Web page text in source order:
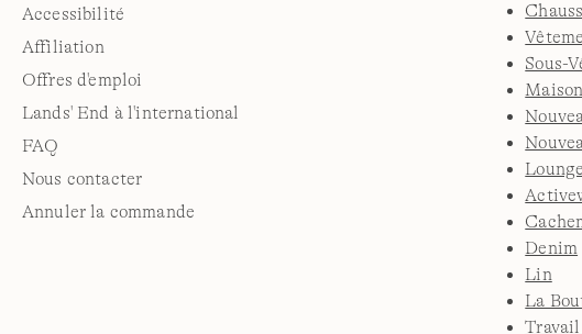
Accessibilité
Affiliation
Offres d'emploi
Lands' End à l'international
FAQ
Nous contacter
Annuler la commande
Sous-
Maison
Denim
Lin
La